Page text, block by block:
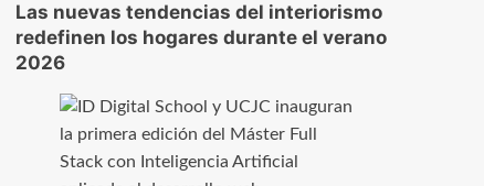
Las nuevas tendencias del interiorismo
redefinen los hogares durante el verano
2026